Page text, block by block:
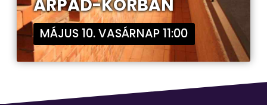
ÁRPÁD-KORBAN
MÁJUS 10. VASÁRNAP 11:00